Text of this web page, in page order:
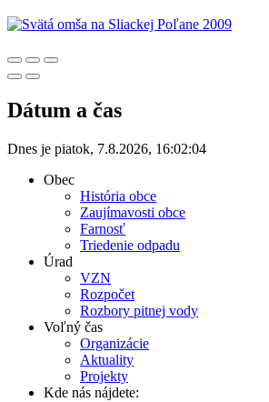
Dátum a čas
Dnes je piatok, 7.8.2026, 16:02:04
Obec
História obce
Zaujímavosti obce
Farnosť
Triedenie odpadu
Úrad
VZN
Rozpočet
Rozbory pitnej vody
Voľný čas
Organizácie
Aktuality
Projekty
Kde nás nájdete: